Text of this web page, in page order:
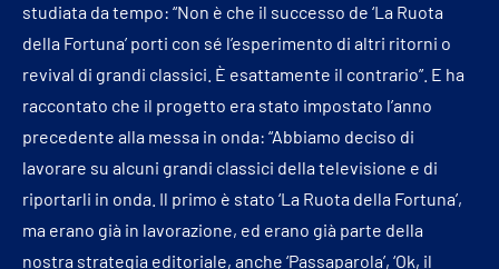
studiata da tempo: “Non è che il successo de ‘La Ruota
della Fortuna’ porti con sé l’esperimento di altri ritorni o
revival di grandi classici. È esattamente il contrario”. E ha
raccontato che il progetto era stato impostato l’anno
precedente alla messa in onda: “Abbiamo deciso di
lavorare su alcuni grandi classici della televisione e di
riportarli in onda. Il primo è stato ‘La Ruota della Fortuna’,
ma erano già in lavorazione, ed erano già parte della
nostra strategia editoriale, anche ‘Passaparola’, ‘Ok, il